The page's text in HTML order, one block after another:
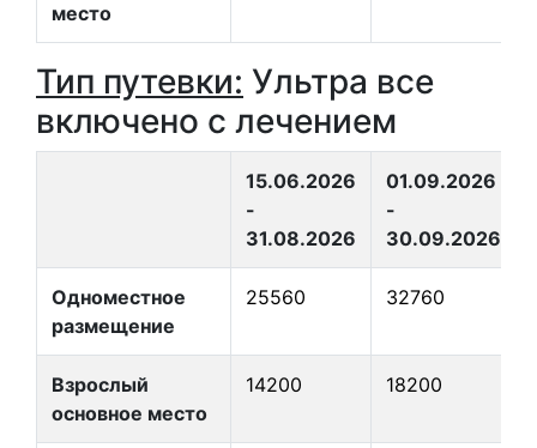
место
Тип путевки: Ультра все
включено с лечением
15.06.2026
-
31.08.2026
01.09.2026
-
30.09.2026
Одноместное
размещение
25560 32760
Взрослый
основное место
14200 18200